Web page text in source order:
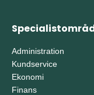
Administration
Kundservice
Ekonomi
Finans